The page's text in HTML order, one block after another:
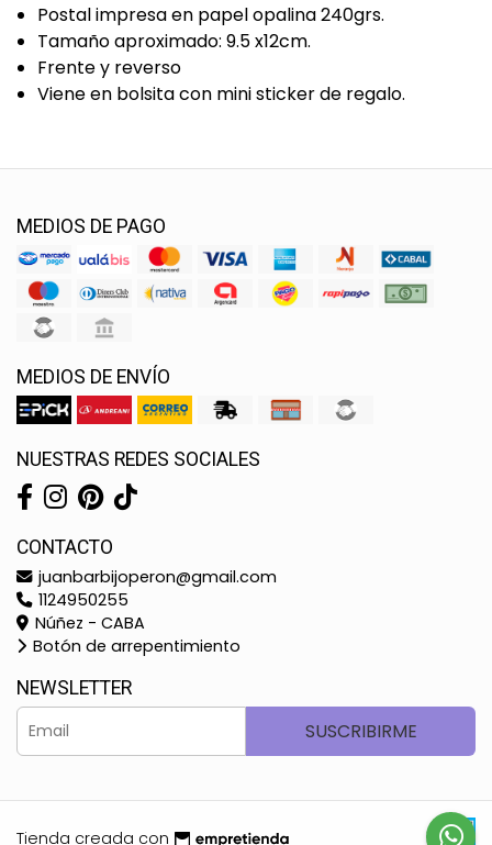
Postal impresa en papel opalina 240grs.
Tamaño aproximado: 9.5 x12cm.
Frente y reverso
Viene en bolsita con mini sticker de regalo.
MEDIOS DE PAGO
MEDIOS DE ENVÍO
NUESTRAS REDES SOCIALES
CONTACTO
juanbarbijoperon@gmail.com
1124950255
Núñez - CABA
Botón de arrepentimiento
NEWSLETTER
SUSCRIBIRME
Tienda creada con